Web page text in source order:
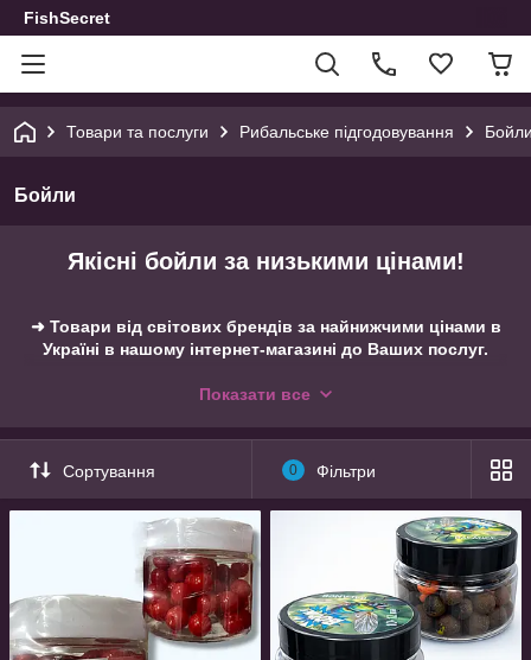
FishSecret
Товари та послуги Рибальське підгодовування
Бойли
Якісні бойли за низькими цінами!
➜ Товари від світових брендів за найнижчими цінами в
Україні в нашому інтернет-магазині до Ваших послуг.
1500 грн.
Показати все
Сортування 0 Фільтри